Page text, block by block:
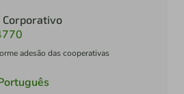
Corporativo
adesão das cooperativas